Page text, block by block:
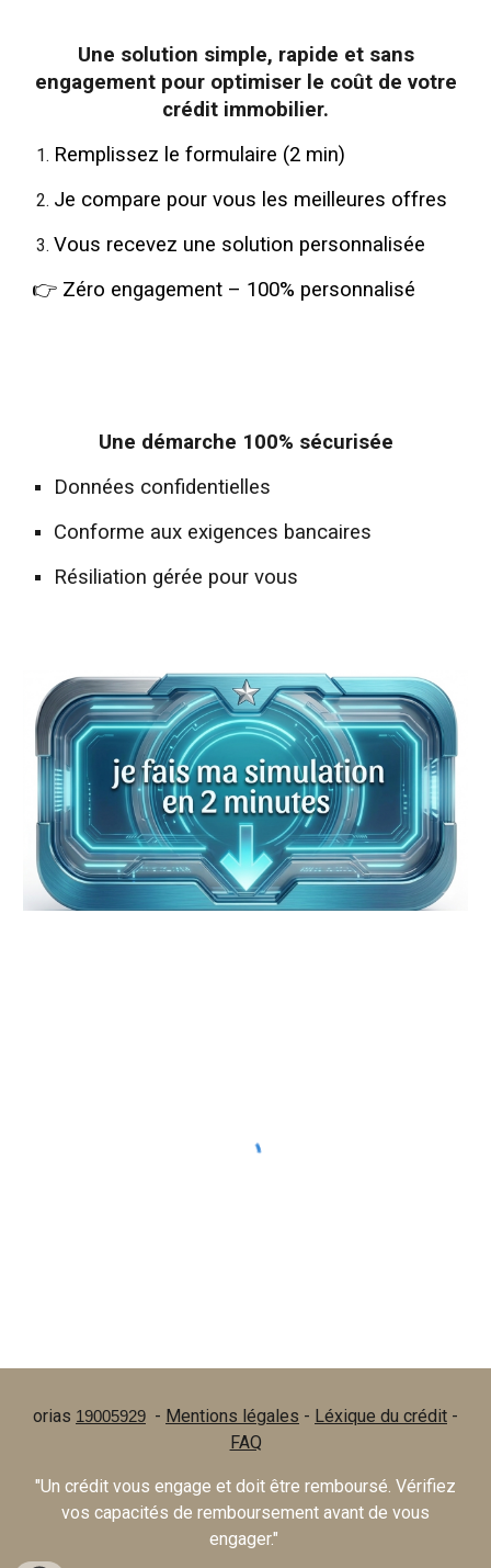
Une solution simple, rapide et sans
engagement pour optimiser le coût de votre
crédit immobilier.
Remplissez le formulaire (2 min)
Je compare pour vous les meilleures offres
Vous recevez une solution personnalisée
👉 Zéro engagement – 100% personnalisé
Une démarche 100% sécurisée
Données confidentielles
Conforme aux exigences bancaires
Résiliation gérée pour vous
orias 19005929 - Mentions légales - Léxique du crédit -
FAQ
"Un crédit vous engage et doit être remboursé. Vérifiez
vos capacités de remboursement avant de vous
engager."